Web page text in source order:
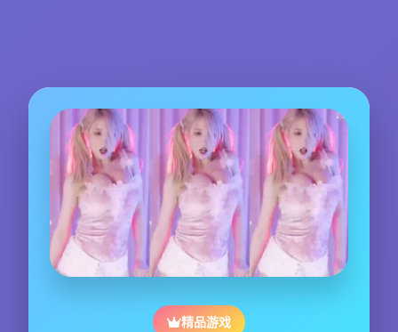
精品游戏